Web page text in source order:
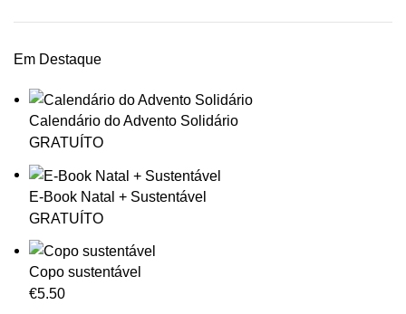
Em Destaque
Calendário do Advento Solidário
GRATUÍTO
E-Book Natal + Sustentável
GRATUÍTO
Copo sustentável
€5.50